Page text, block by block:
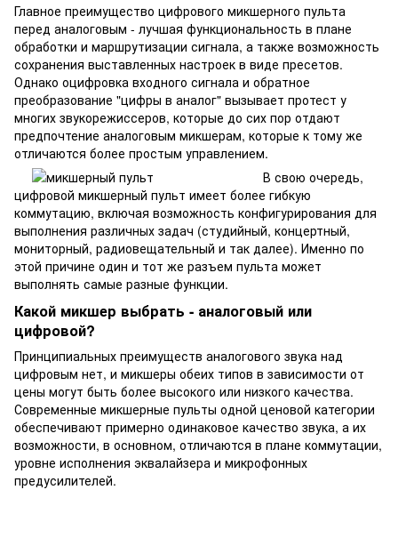
Главное преимущество цифрового микшерного пульта
перед аналоговым - лучшая функциональность в плане
обработки и маршрутизации сигнала, а также возможность
сохранения выставленных настроек в виде пресетов.
Однако оцифровка входного сигнала и обратное
преобразование "цифры в аналог" вызывает протест у
многих звукорежиссеров, которые до сих пор отдают
предпочтение аналоговым микшерам, которые к тому же
отличаются более простым управлением.
В свою очередь,
цифровой микшерный пульт имеет более гибкую
коммутацию, включая возможность конфигурирования для
выполнения различных задач (студийный, концертный,
мониторный, радиовещательный и так далее). Именно по
этой причине один и тот же разъем пульта может
выполнять самые разные функции.
Какой микшер выбрать - аналоговый или
цифровой?
Принципиальных преимуществ аналогового звука над
цифровым нет, и микшеры обеих типов в зависимости от
цены могут быть более высокого или низкого качества.
Современные микшерные пульты одной ценовой категории
обеспечивают примерно одинаковое качество звука, а их
возможности, в основном, отличаются в плане коммутации,
уровне исполнения эквалайзера и микрофонных
предусилителей.